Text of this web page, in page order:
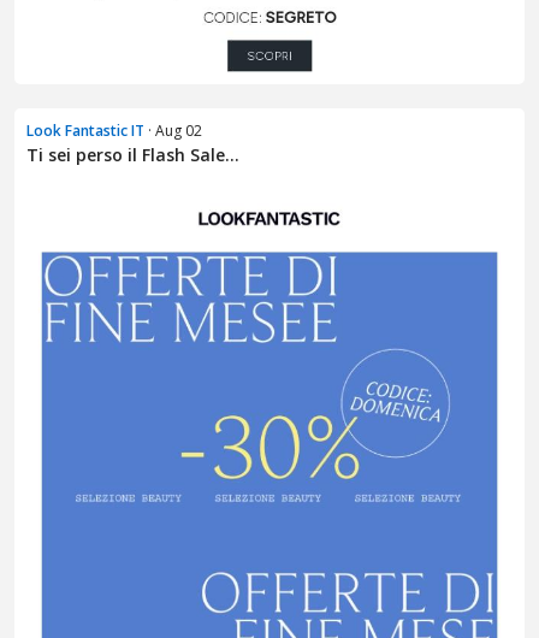
Look Fantastic IT · Aug 02
Ti sei perso il Flash Sale...